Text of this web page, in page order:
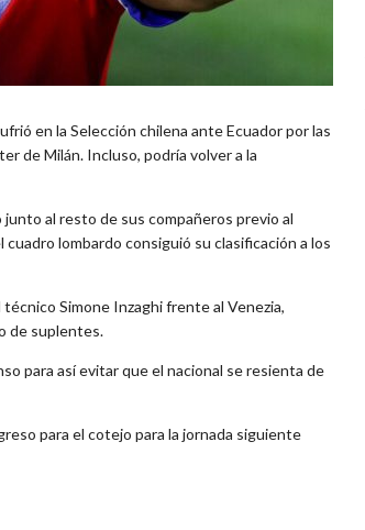
en la Selección chilena ante Ecuador por las
de Milán. Incluso, podría volver a la
al resto de sus compañeros previo al
lombardo consiguió su clasificación a los
Simone Inzaghi frente al Venezia,
de suplentes.
para así evitar que el nacional se resienta de
para el cotejo para la jornada siguiente